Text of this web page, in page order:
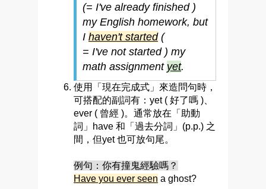
(= I've already finished )
my English homework, but
I haven't started(
= I've not started ) my
math assignment yet.
使用「現在完成式」來造問句時，
可搭配的副詞有：yet ( 好了嗎 )、
ever ( 曾經 )。通常放在「助動
詞」have 和「過去分詞」(p.p.) 之
間，但yet 也可放句尾。
例句：你有撞鬼經驗嗎？
Have you ever seen a ghost?